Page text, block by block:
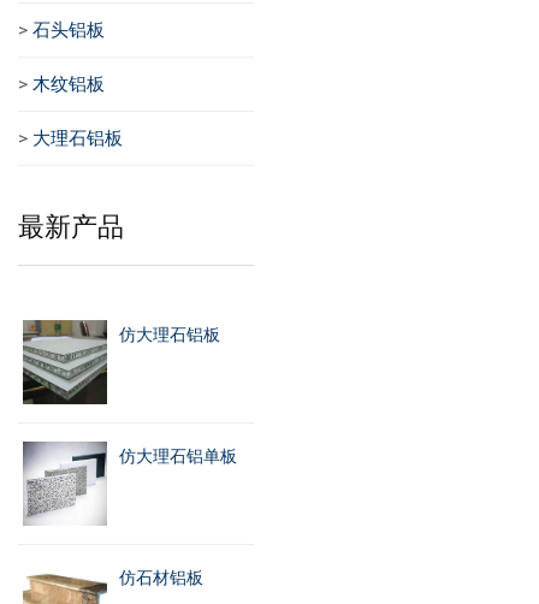
> 石头铝板
> 木纹铝板
> 大理石铝板
最新产品
仿大理石铝板
仿大理石铝单板
仿石材铝板